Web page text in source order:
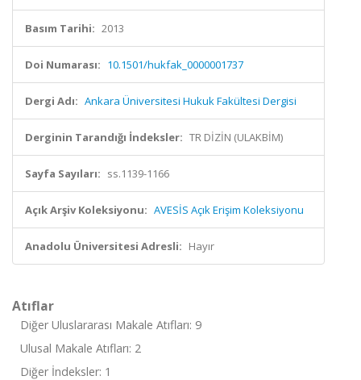
Basım Tarihi: 2013
Doi Numarası: 10.1501/hukfak_0000001737
Dergi Adı: Ankara Üniversitesi Hukuk Fakültesi Dergisi
Derginin Tarandığı İndeksler: TR DİZİN (ULAKBİM)
Sayfa Sayıları: ss.1139-1166
Açık Arşiv Koleksiyonu: AVESİS Açık Erişim Koleksiyonu
Anadolu Üniversitesi Adresli: Hayır
Atıflar
Diğer Uluslararası Makale Atıfları: 9
Ulusal Makale Atıfları: 2
Diğer İndeksler: 1